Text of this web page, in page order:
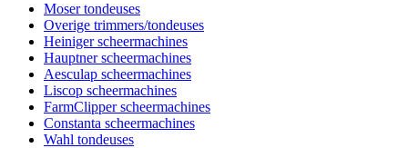
Moser tondeuses
Overige trimmers/tondeuses
Heiniger scheermachines
Hauptner scheermachines
Aesculap scheermachines
Liscop scheermachines
FarmClipper scheermachines
Constanta scheermachines
Wahl tondeuses